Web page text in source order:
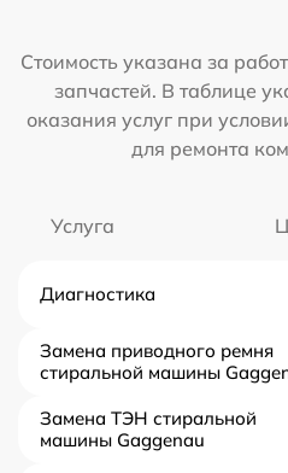
Стоимость указана за
запчастей. В таблице
оказания услуг при
для ремонта
Услуга
Диагностика
Замена приводного ремня
стиральной машины
Замена ТЭН стиральной
машины Gaggenau